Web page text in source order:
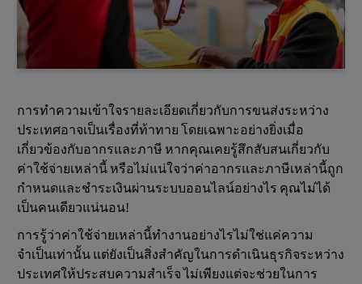
การทําความเข้าใจรายละเอียดเกี่ยวกับการขนส่งระหว่าง
ประเทศอาจเป็นเรื่องที่ท้าทาย โดยเฉพาะอย่างยิ่งเมื่อ
เกี่ยวข้องกับอากรและภาษี หากคุณเคยรู้สึกสับสนเกี่ยวกับ
ค่าใช้จ่ายเหล่านี้ หรือไม่แน่ใจว่าค่าอากรและภาษีเหล่านี้ถูก
กำหนดและชำระเงินผ่านระบบออนไลน์อย่างไร คุณไม่ได้
เป็นคนเดียวแน่นอน!
การรู้ว่าค่าใช้จ่ายเหล่านี้ทํางานอย่างไรไม่ใช่แค่ความ
จำเป็นเท่านั้น แต่ยังเป็นสิ่งสําคัญในการดําเนินธุรกิจระหว่าง
ประเทศให้ประสบความสําเร็จ ไม่เพียงแต่จะช่วยในการ